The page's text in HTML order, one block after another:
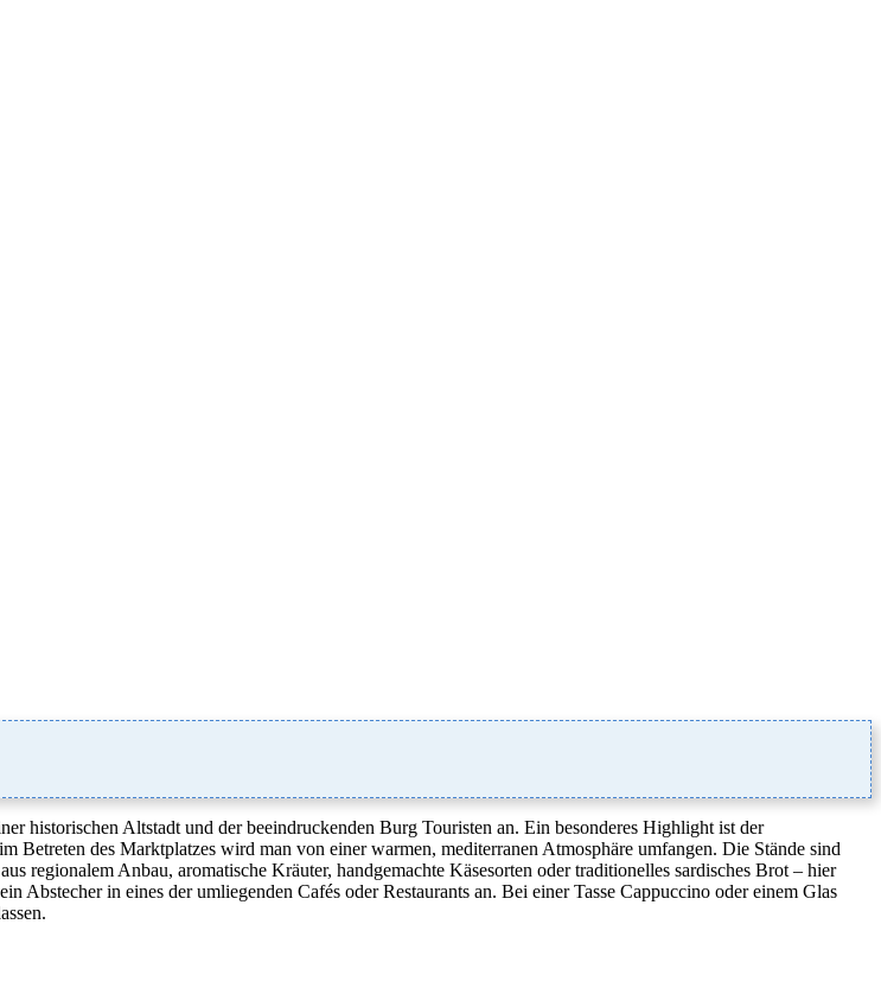
historischen Altstadt und der beeindruckenden Burg Touristen an. Ein besonderes Highlight ist der
Betreten des Marktplatzes wird man von einer warmen, mediterranen Atmosphäre umfangen. Die Stände sind
regionalem Anbau, aromatische Kräuter, handgemachte Käsesorten oder traditionelles sardisches Brot – hier
Abstecher in eines der umliegenden Cafés oder Restaurants an. Bei einer Tasse Cappuccino oder einem Glas